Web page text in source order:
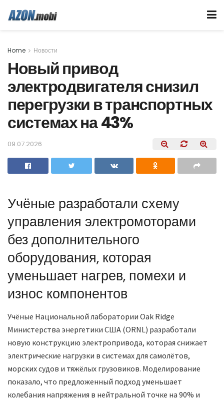
Home Новости
Новый привод
электродвигателя снизил
перегрузки в транспортных
системах на 43%
09.07.2026
Учёные разработали схему
управления электромоторами
без дополнительного
оборудования, которая
уменьшает нагрев, помехи и
износ компонентов
Учёные Национальной лаборатории Oak Ridge
Министерства энергетики США (ORNL) разработали
новую конструкцию электропривода, которая снижает
электрические нагрузки в системах для самолётов,
морских судов и тяжёлых грузовиков. Моделирование
показало, что предложенный подход уменьшает
колебания напряжения в нейтральной точке на 90% и